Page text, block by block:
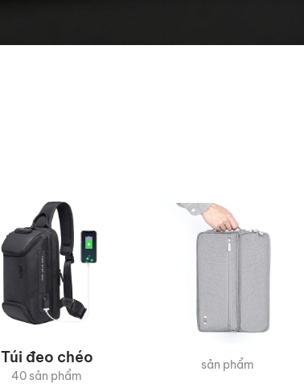
Túi đeo chéo
40 sản phẩm
sản phẩm